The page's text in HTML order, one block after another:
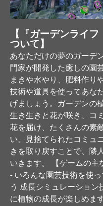
【『ガーデンライ
ついて】
あなただけの夢のガーデ
門家が開発した癒しの園
まきや水やり、肥料作り
技術や道具を使ってあな
げましょう。ガーデンの
生き生きと花が咲き、コ
花を届け、たくさんの素
い。見捨てられたコミュ
きを取り戻すことで、隣
いきます。 【ゲームの主
- いろんな園芸技術を使
う 成長シミュレーション
に植物の成長が楽しめます